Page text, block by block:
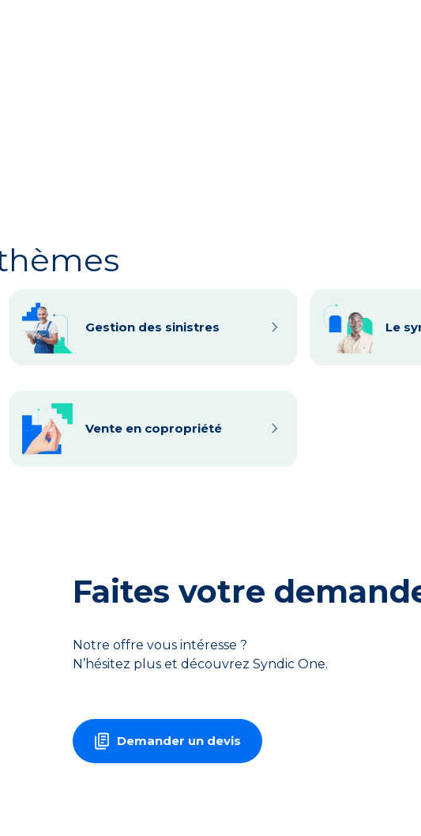
Gestion des sinistres navigate_next Le
Vente en copropriété navigate_next
Faites votre
Notre offre vous intéresse ?
N’hésitez plus et découvrez Syndic One.
Demander un devis